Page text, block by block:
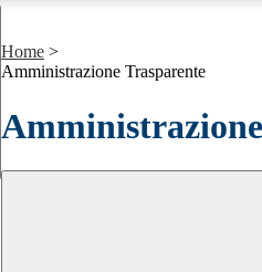
Home >
Amministrazione Trasparente